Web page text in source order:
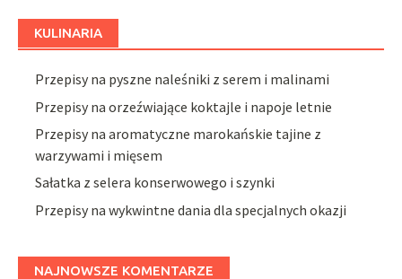
KULINARIA
Przepisy na pyszne naleśniki z serem i malinami
Przepisy na orzeźwiające koktajle i napoje letnie
Przepisy na aromatyczne marokańskie tajine z
warzywami i mięsem
Sałatka z selera konserwowego i szynki
Przepisy na wykwintne dania dla specjalnych okazji
NAJNOWSZE KOMENTARZE